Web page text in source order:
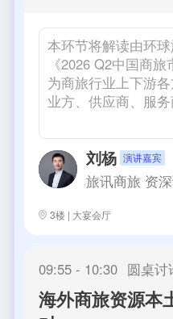
本环节将解读由环
《2026 Q2中国商
为商旅行业上下游
业方、供应商、服务
刘杨 演讲嘉宾
旅讯商旅 资
3楼 | 大宴会厅
09:55 - 10:30 圆桌讨
海外商旅资源本